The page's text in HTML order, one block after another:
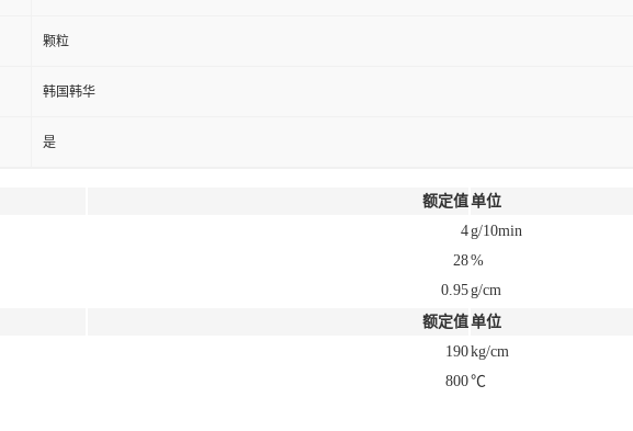
颗粒
韩国韩华
是
额定值单位
4g/10min
28%
0.95g/cm
额定值单位
190kg/cm
800℃